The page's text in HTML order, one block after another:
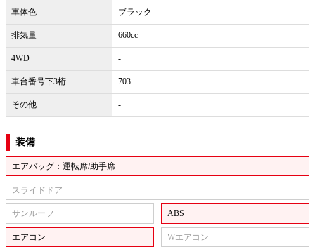
車体色 ブラック
排気量 660cc
4WD -
車台番号下3桁 703
その他 -
装備
エアバッグ：運転席/助手席
スライドドア
サンルーフ ABS
エアコン Wエアコン